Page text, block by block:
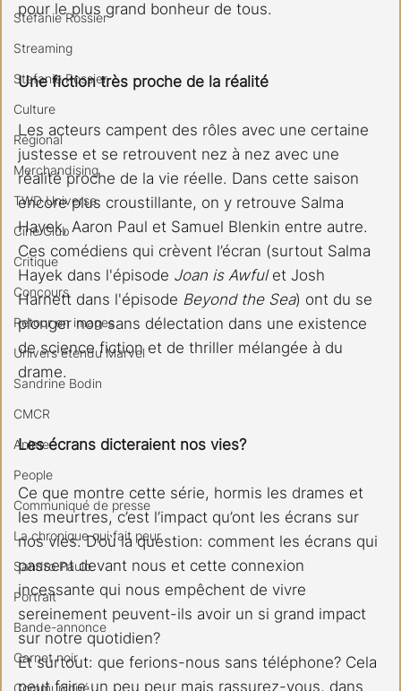
Stéfanie Rossier
Streaming
Stefanie Rossier
Culture
Régional
Merchandising
TWD Universe
Ciné Club
Critique
Concours
Retour en images
Univers étendu Marvel
Sandrine Bodin
CMCR
Anime
People
Communiqué de presse
La chronique qui fait peur
Sandro Paulo
Portrait
Bande-annonce
Carnet noir
Communiqué
pour le plus grand bonheur de tous.
Une fiction très proche de la réalité
Les acteurs campent des rôles avec une certaine
justesse et se retrouvent nez à nez avec une
réalité proche de la vie réelle. Dans cette saison
encore plus croustillante, on y retrouve Salma
Hayek, Aaron Paul et Samuel Blenkin entre autre.
Ces comédiens qui crèvent l’écran (surtout Salma
Hayek dans l'épisode Joan is Awful et Josh
Harnett dans l'épisode Beyond the Sea) ont du se
plonger non sans délectation dans une existence
de science fiction et de thriller mélangée à du
drame.
Les écrans dicteraient nos vies?
Ce que montre cette série, hormis les drames et
les meurtres, c’est l’impact qu’ont les écrans sur
nos vies. D’où la question: comment les écrans qui
passent devant nous et cette connexion
incessante qui nous empêchent de vivre
sereinement peuvent-ils avoir un si grand impact
sur notre quotidien?
Et surtout: que ferions-nous sans téléphone? Cela
peut faire un peu peur mais rassurez-vous, dans